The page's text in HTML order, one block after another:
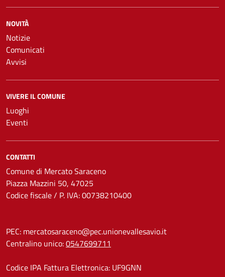
NOVITÀ
Notizie
Comunicati
Avvisi
VIVERE IL COMUNE
Luoghi
Eventi
CONTATTI
Comune di Mercato Saraceno
Piazza Mazzini 50, 47025
Codice fiscale / P. IVA: 00738210400
PEC: mercatosaraceno@pec.unionevallesavio.it
Centralino unico:0547699711
Codice IPA Fattura Elettronica: UF9GNN